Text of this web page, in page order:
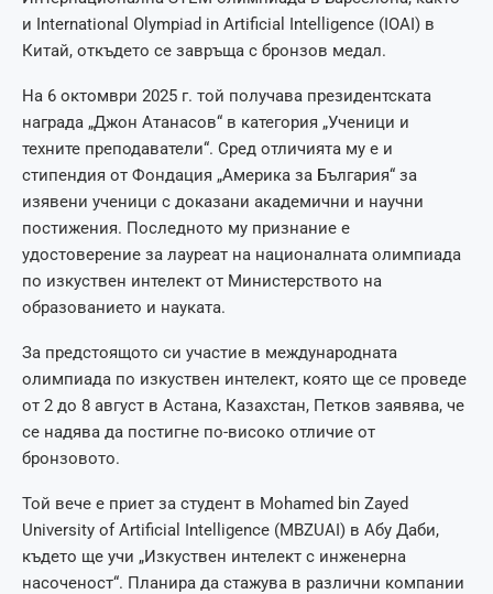
и International Olympiad in Artificial Intelligence (IOAI) в
Китай, откъдето се завръща с бронзов медал.
На 6 октомври 2025 г. той получава президентската
награда „Джон Атанасов“ в категория „Ученици и
техните преподаватели“. Сред отличията му е и
стипендия от Фондация „Америка за България“ за
изявени ученици с доказани академични и научни
постижения. Последното му признание е
удостоверение за лауреат на националната олимпиада
по изкуствен интелект от Министерството на
образованието и науката.
За предстоящото си участие в международната
олимпиада по изкуствен интелект, която ще се проведе
от 2 до 8 август в Астана, Казахстан, Петков заявява, че
се надява да постигне по-високо отличие от
бронзовото.
Той вече е приет за студент в Mohamed bin Zayed
University of Artificial Intelligence (MBZUAI) в Абу Даби,
където ще учи „Изкуствен интелект с инженерна
насоченост“. Планира да стажува в различни компании